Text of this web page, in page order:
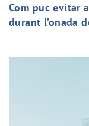
Com puc evitar
durant l’onada